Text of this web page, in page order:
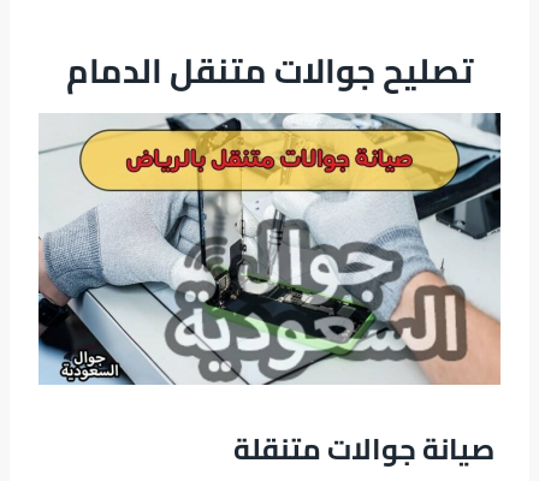
تصليح جوالات متنقل الدمام
صيانة جوالات متنقلة